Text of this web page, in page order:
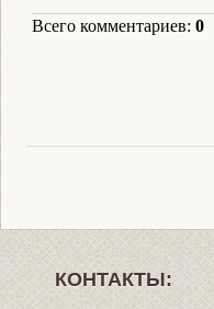
Всего комментариев: 0
КОНТАКТЫ: